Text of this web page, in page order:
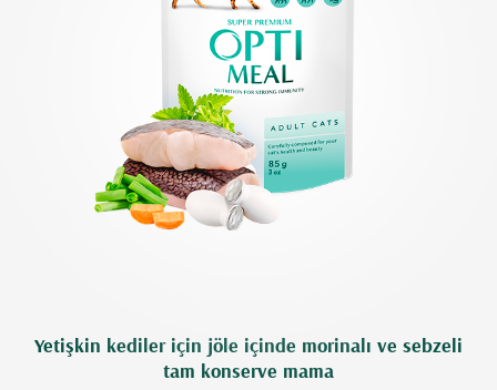
Yetişkin kediler için jöle içinde morinalı ve sebzeli
tam konserve mama